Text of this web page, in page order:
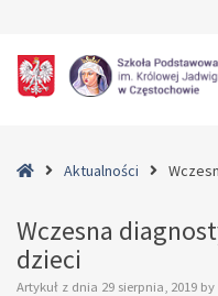
diagnostyka
Astmy
HomeAktualności
Wczesna
dzieci
Artykuł z dnia 29 sierpnia, 2019 by